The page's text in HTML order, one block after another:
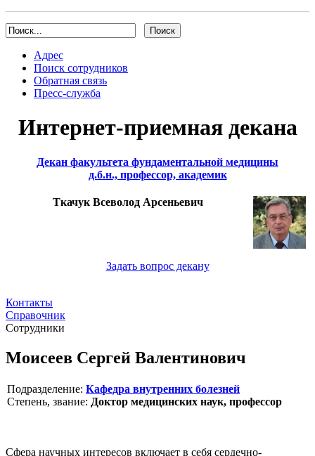
Адрес
Поиск сотрудников
Обратная связь
Пресс-служба
Интернет-приемная декана
Декан факультета фундаментальной медицины
д.б.н., профессор, академик
Ткачук Всеволод Арсеньевич
Задать вопрос декану
Контакты
Справочник
Сотрудники
Моисеев Сергей Валентинович
Подразделение: Кафедра внутренних болезней
Степень, звание: Доктор медицинских наук, профессор
Сфера научных интересов включает в себя сердечно-